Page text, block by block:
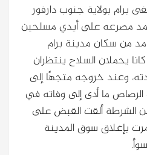
برام بولاية جنوب دارفور
مصرعه على أيدي مسلحين
من سكان مدينة برام
يحملان السلاح ينتظران
وعند خروجه متجهًا إلى
الرصاص ما أدى إلى وفاته في
الشرطة ألقت القبض على
بإغلاق سوق المدينة